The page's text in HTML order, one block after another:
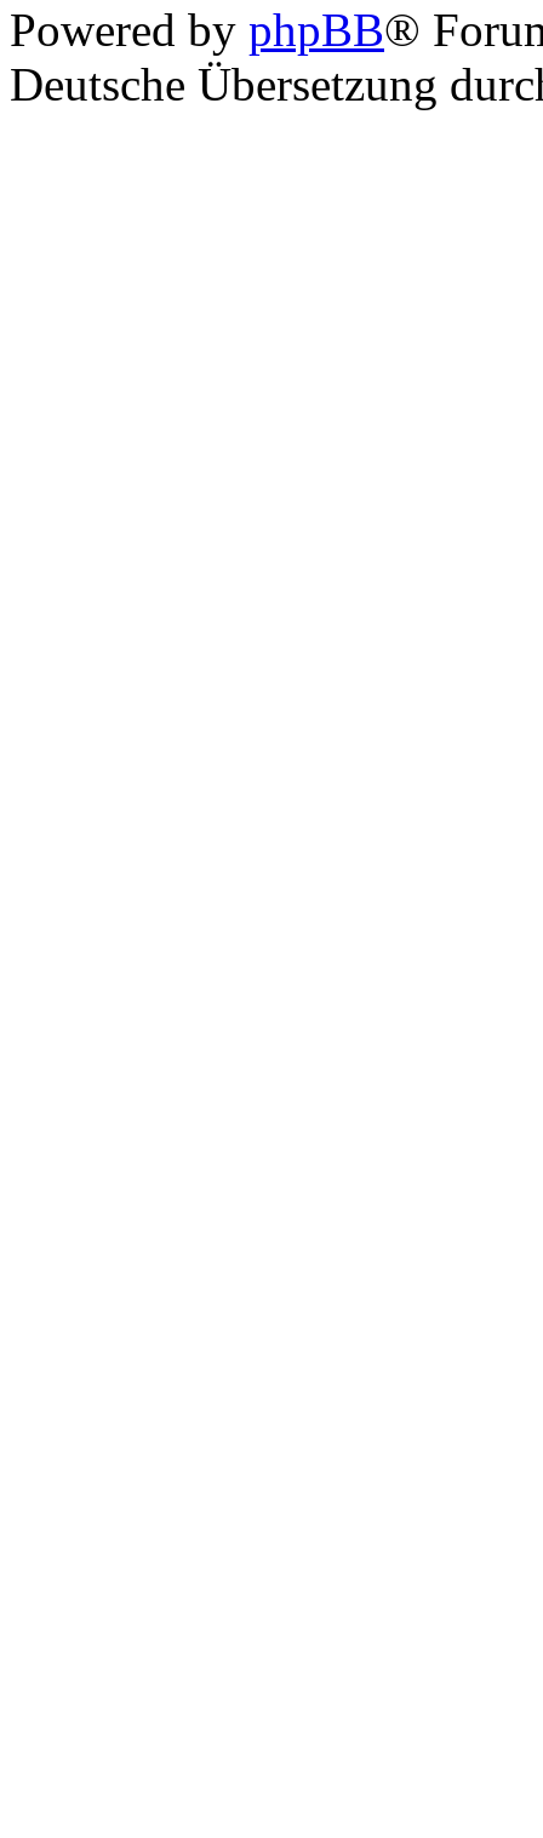
Powered by phpBB®
Deutsche Übersetzung